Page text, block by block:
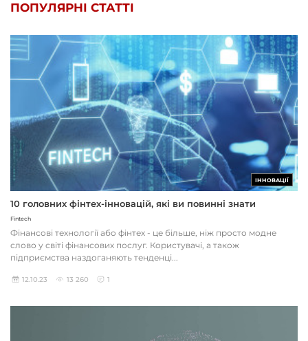
ПОПУЛЯРНІ СТАТТІ
ІННОВАЦІЇ
10 головних фінтех-інновацій, які ви повинні знати
Fintech
Фінансові технології або фінтех - це більше, ніж просто модне
слово у світі фінансових послуг. Користувачі, а також
підприємства наздоганяють тенденці...
12.10.23 13 260 1